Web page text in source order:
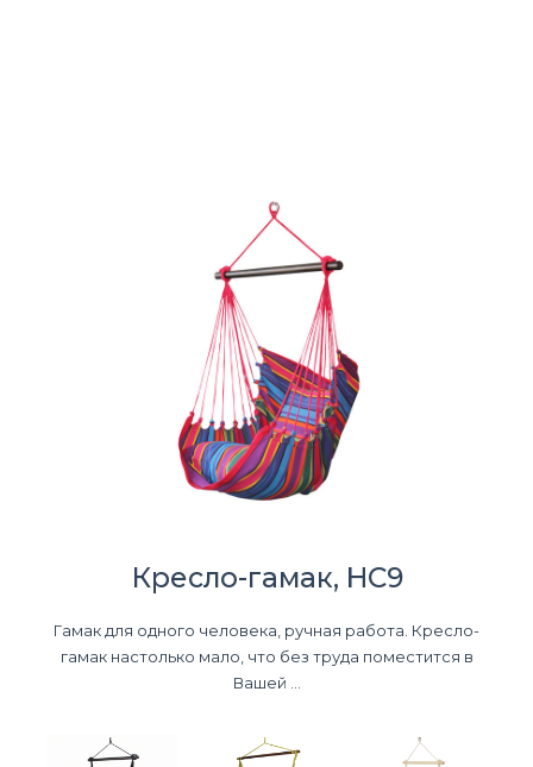
Кресло-гамак, HC9
Гамак для одного человека, ручная работа. Кресло-
гамак настолько мало, что без труда поместится в
Вашей ...